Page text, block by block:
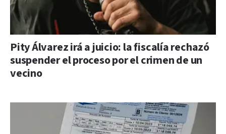
Pity Álvarez irá a juicio: la fiscalía rechazó
suspender el proceso por el crimen de un
vecino